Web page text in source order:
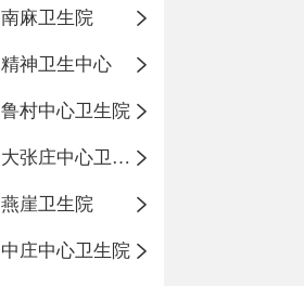
南麻卫生院
精神卫生中心
鲁村中心卫生院
大张庄中心卫生院
燕崖卫生院
中庄中心卫生院